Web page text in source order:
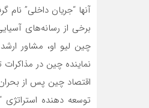
آنها “جریان داخلی” نام
برخی از رسانه‌های
چین لیو او، مشاور
نماینده چین در
اقتصاد چین پس از بحران جهانی ۲۰۰۸ کار‌ می‌کرد، خود را به عنوان یک
توسعه دهنده استراتژی